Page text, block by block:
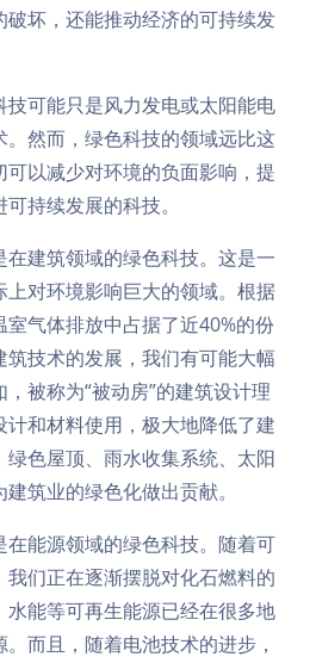
破坏，还能推动经济的可持续发
可能只是风力发电或太阳能电
然而，绿色科技的领域远比这
以减少对环境的负面影响，提
持续发展的科技。
建筑领域的绿色科技。这是一
对环境影响巨大的领域。根据
气体排放中占据了近40%的份
技术的发展，我们有可能大幅
被称为“被动房”的建筑设计理
和材料使用，极大地降低了建
色屋顶、雨水收集系统、太阳
筑业的绿色化做出贡献。
能源领域的绿色科技。随着可
们正在逐渐摆脱对化石燃料的
能等可再生能源已经在很多地
而且，随着电池技术的进步，